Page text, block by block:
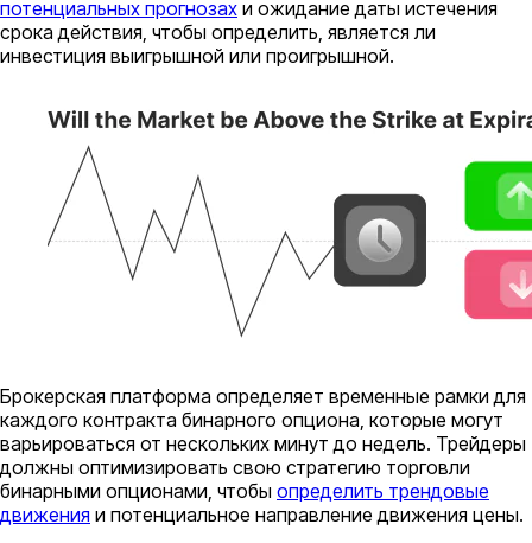
потенциальных прогнозах и ожидание даты истечения
срока действия, чтобы определить, является ли
инвестиция выигрышной или проигрышной.
Брокерская платформа определяет временные рамки для
каждого контракта бинарного опциона, которые могут
варьироваться от нескольких минут до недель. Трейдеры
должны оптимизировать свою стратегию торговли
бинарными опционами, чтобы определить трендовые
движения и потенциальное направление движения цены.